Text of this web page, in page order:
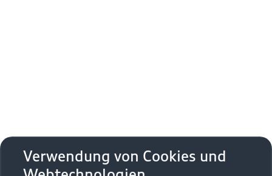
Zurück nach oben
Modelle
Verwendung von Cookies und